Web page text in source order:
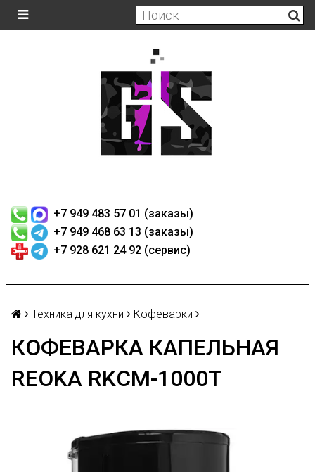
+7 949 483 57 01 (заказы)
+7 949 468 63 13 (заказы)
+7 928 621 24 92 (сервис)
Техника для кухни Кофеварки
КОФЕВАРКА КАПЕЛЬНАЯ
REOKA RKCM-1000T